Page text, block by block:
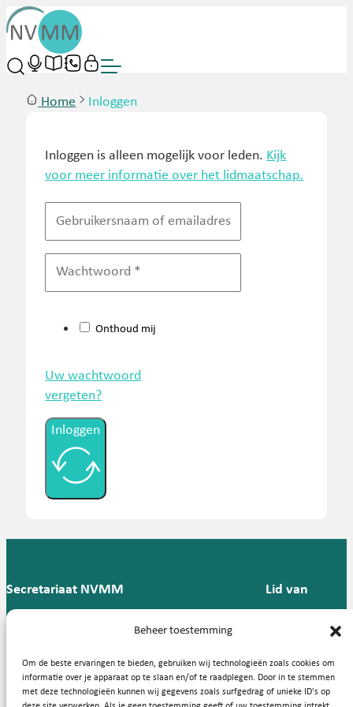
Beheer toestemming
Om de beste ervaringen te bieden, gebruiken wij technologieën zoals cookies om
informatie over je apparaat op te slaan en/of te raadplegen. Door in te stemmen
met deze technologieën kunnen wij gegevens zoals surfgedrag of unieke ID's op
Home Inloggen
Inloggen is alleen mogelijk voor leden. Kijk
voor meer informatie over het lidmaatschap.
Onthoud mij
Uw wachtwoord
vergeten?
Inloggen
Secretariaat NVMM
Groningen
T: 088 -
57
Lid van